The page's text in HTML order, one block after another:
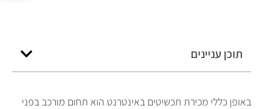
באופן כללי מכירת תכשיטים באינטרנט הוא תחום מורכב בפני
תוכן עניינים